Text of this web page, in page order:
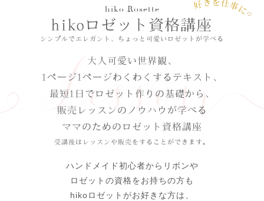
hiko Rosette
hikoロゼット資格講座
シンプルでエレガント、ちょっと可愛いロゼットが学べる
大人可愛い世界観、
1ページ1ページわくわくするテキスト、
最短1日でロゼット作りの基礎から、
販売レッスンのノウハウが学べる
ママのためのロゼット資格講座
受講後はレッスンや販売をすることができます。
ハンドメイド初心者からリボンや
ロゼットの資格をお持ちの方も
hikoロゼットがお好きな方は、